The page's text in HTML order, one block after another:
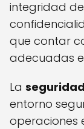
integridad
que contar
adecuadas
La
entorno
operaciones